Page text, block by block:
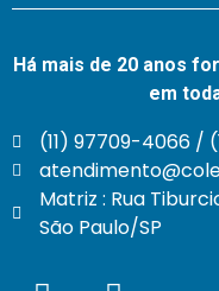
Há mais de 20 anos
em
(11) 97709-4066 /
Matriz : Rua
São Paulo/SP